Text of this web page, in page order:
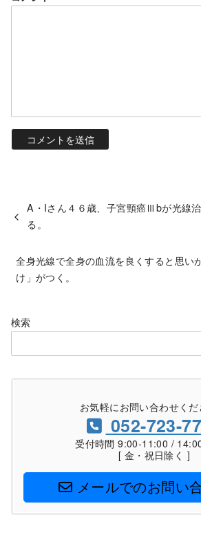
A・Iさん４６歳、子宮頸癌Ⅲbが光線
る。
全身光線で全身の血流を良くすると思い
け」がつく。
検索
お気軽にお問い合わせくだ
052-723-
受付時間 9:00-11:00 /
[ 金・祝日除く ]
メールでのお問い